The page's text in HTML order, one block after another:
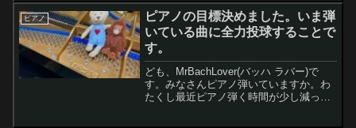
イタルとかやってみたいなー。。。レモ
ンちゃんき...
ピアノ
ピアノの目標決めました。いま弾
いている曲に全力投球することで
す。
ども、MrBachLover(バッハ ラバー)で
す。みなさんピアノ弾いていますか。わ
たくし最近ピアノ弾く時間が少し減って